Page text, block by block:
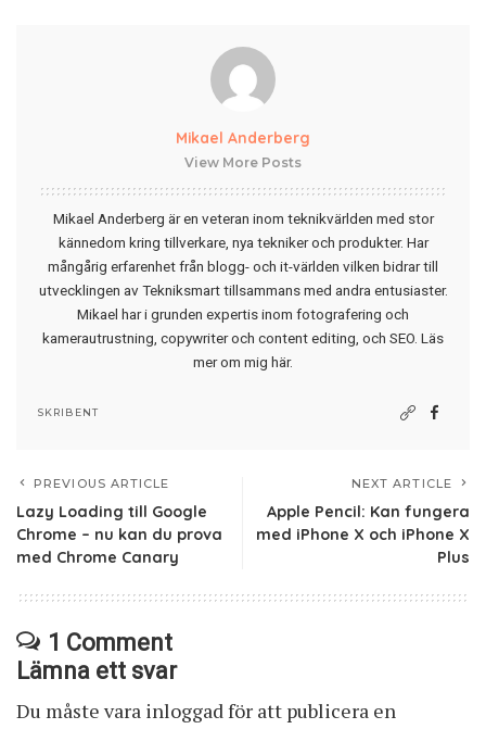
Mikael Anderberg
View More Posts
Mikael Anderberg är en veteran inom teknikvärlden med stor
kännedom kring tillverkare, nya tekniker och produkter. Har
mångårig erfarenhet från blogg- och it-världen vilken bidrar till
utvecklingen av Tekniksmart tillsammans med andra entusiaster.
Mikael har i grunden expertis inom fotografering och
kamerautrustning, copywriter och content editing, och SEO. Läs
mer om mig här.
SKRIBENT
PREVIOUS ARTICLE
Lazy Loading till Google
Chrome – nu kan du prova
med Chrome Canary
NEXT ARTICLE
Apple Pencil: Kan fungera
med iPhone X och iPhone X
Plus
1 Comment
Lämna ett svar
Du måste vara inloggadför att publicera en